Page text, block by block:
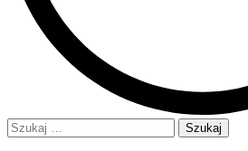
Szukaj: